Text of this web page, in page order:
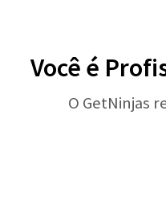
Você é
O GetNinjas